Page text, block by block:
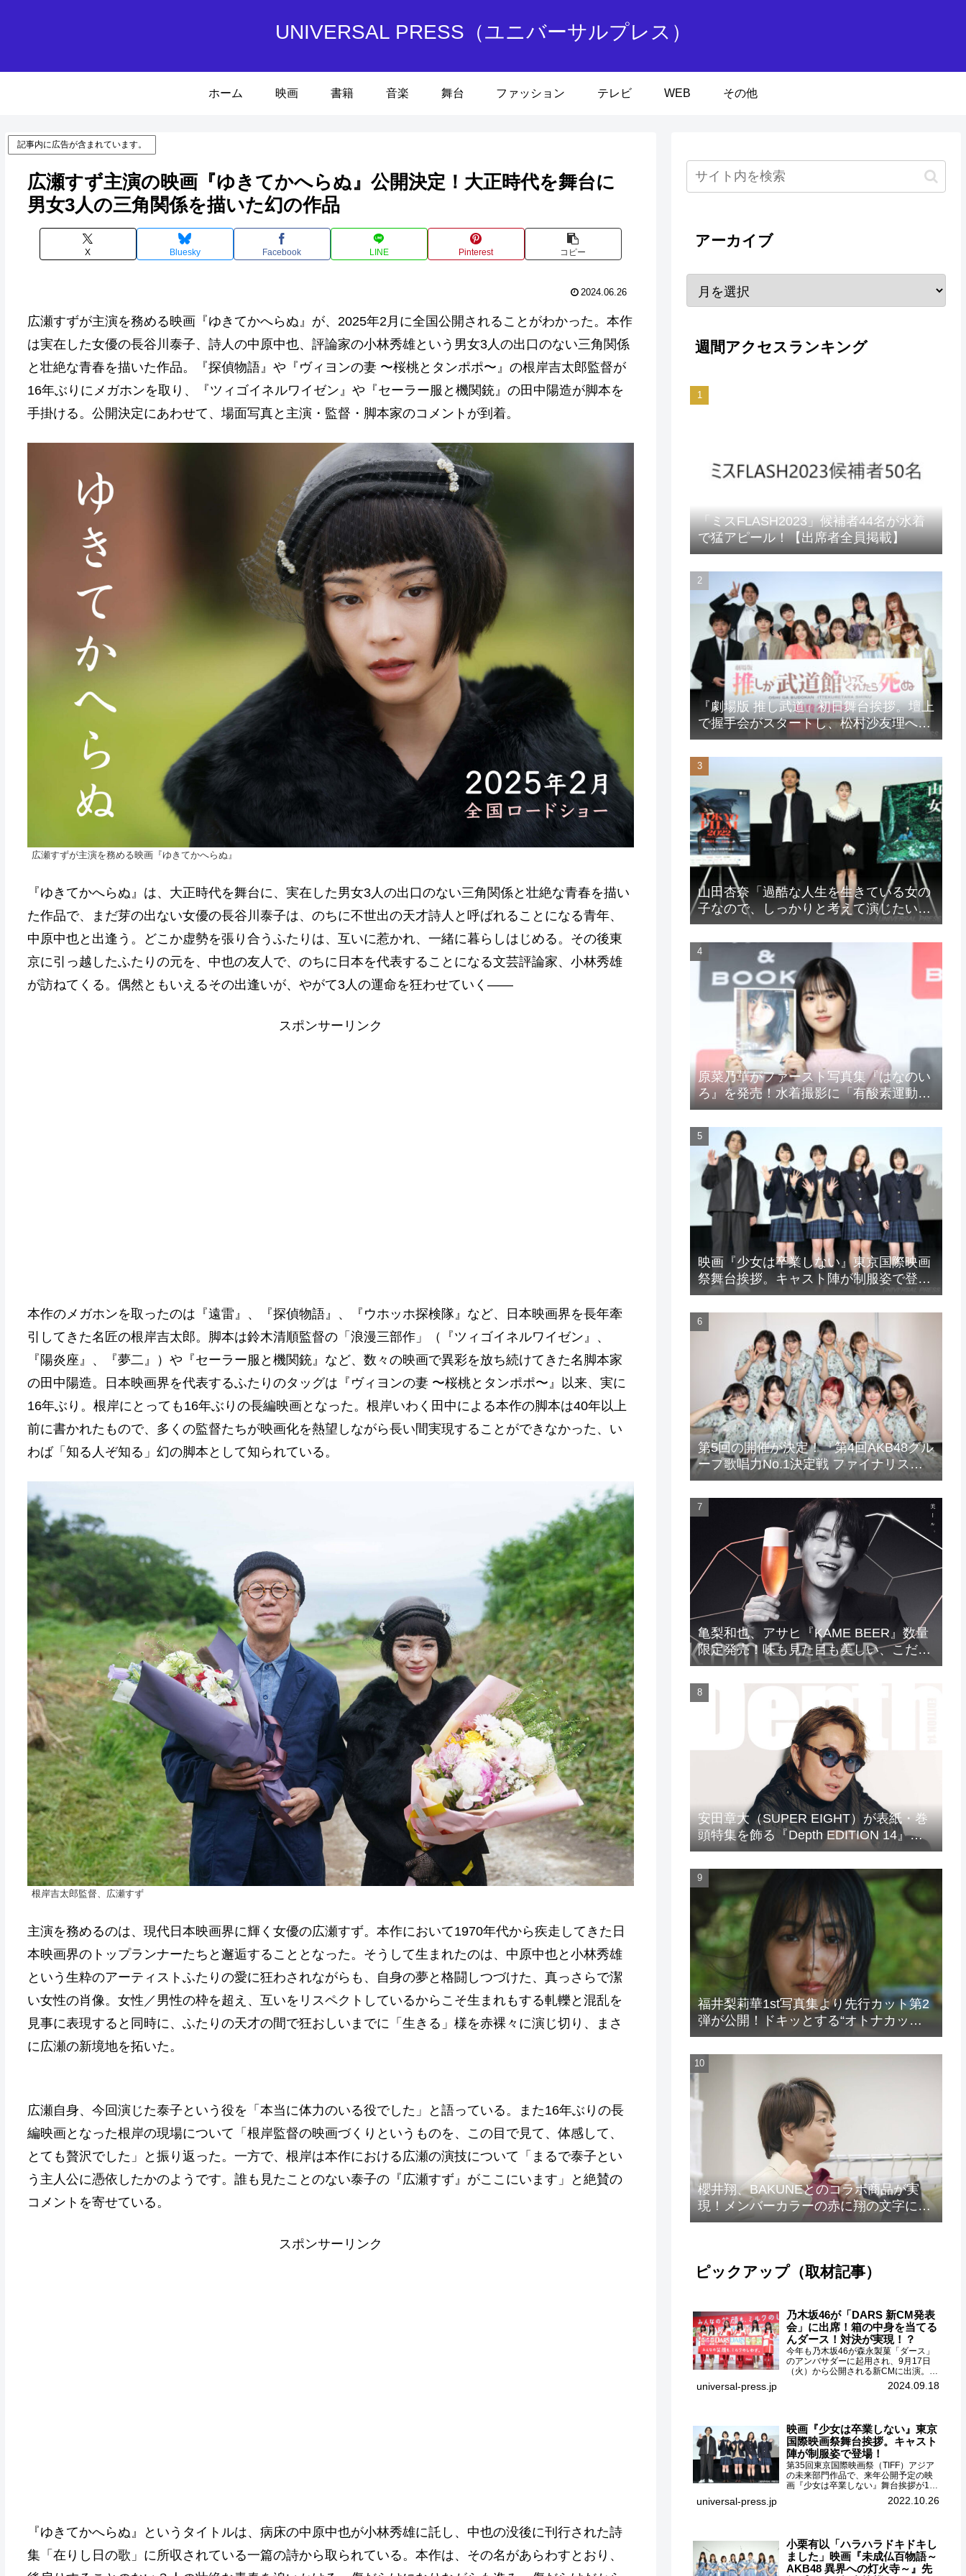
UNIVERSAL PRESS（ユニバーサルプレス）
ホーム 映画 書籍 音楽 舞台 ファッション テレビ WEB その他
記事内に広告が含まれています。
広瀬すず主演の映画『ゆきてかへらぬ』公開決定！大正時代を舞台に
男女3人の三角関係を描いた幻の作品
X Bluesky Facebook LINE Pinterest コピー
2024.06.26
広瀬すずが主演を務める映画『ゆきてかへらぬ』が、2025年2月に全国公開されることがわかった。本作
は実在した女優の長谷川泰子、詩人の中原中也、評論家の小林秀雄という男女3人の出口のない三角関係
と壮絶な青春を描いた作品。『探偵物語』や『ヴィヨンの妻 〜桜桃とタンポポ〜』の根岸吉太郎監督が
16年ぶりにメガホンを取り、『ツィゴイネルワイゼン』や『セーラー服と機関銃』の田中陽造が脚本を
手掛ける。公開決定にあわせて、場面写真と主演・監督・脚本家のコメントが到着。
広瀬すずが主演を務める映画『ゆきてかへらぬ』
『ゆきてかへらぬ』は、大正時代を舞台に、実在した男女3人の出口のない三角関係と壮絶な青春を描い
た作品で、まだ芽の出ない女優の長谷川泰子は、のちに不世出の天才詩人と呼ばれることになる青年、
中原中也と出逢う。どこか虚勢を張り合うふたりは、互いに惹かれ、一緒に暮らしはじめる。その後東
京に引っ越したふたりの元を、中也の友人で、のちに日本を代表することになる文芸評論家、小林秀雄
が訪ねてくる。偶然ともいえるその出逢いが、やがて3人の運命を狂わせていく――
スポンサーリンク
本作のメガホンを取ったのは『遠雷』、『探偵物語』、『ウホッホ探検隊』など、日本映画界を長年牽
引してきた名匠の根岸吉太郎。脚本は鈴木清順監督の「浪漫三部作」（『ツィゴイネルワイゼン』、
『陽炎座』、『夢二』）や『セーラー服と機関銃』など、数々の映画で異彩を放ち続けてきた名脚本家
の田中陽造。日本映画界を代表するふたりのタッグは『ヴィヨンの妻 〜桜桃とタンポポ〜』以来、実に
16年ぶり。根岸にとっても16年ぶりの長編映画となった。根岸いわく田中による本作の脚本は40年以上
前に書かれたもので、多くの監督たちが映画化を熱望しながら長い間実現することができなかった、い
わば「知る人ぞ知る」幻の脚本として知られている。
根岸吉太郎監督、広瀬すず
主演を務めるのは、現代日本映画界に輝く女優の広瀬すず。本作において1970年代から疾走してきた日
本映画界のトップランナーたちと邂逅することとなった。そうして生まれたのは、中原中也と小林秀雄
という生粋のアーティストふたりの愛に狂わされながらも、自身の夢と格闘しつづけた、真っさらで潔
い女性の肖像。女性／男性の枠を超え、互いをリスペクトしているからこそ生まれもする軋轢と混乱を
見事に表現すると同時に、ふたりの天才の間で狂おしいまでに「生きる」様を赤裸々に演じ切り、まさ
に広瀬の新境地を拓いた。
広瀬自身、今回演じた泰子という役を「本当に体力のいる役でした」と語っている。また16年ぶりの長
編映画となった根岸の現場について「根岸監督の映画づくりというものを、この目で見て、体感して、
とても贅沢でした」と振り返った。一方で、根岸は本作における広瀬の演技について「まるで泰子とい
う主人公に憑依したかのようです。誰も見たことのない泰子の『広瀬すず』がここにいます」と絶賛の
コメントを寄せている。
スポンサーリンク
『ゆきてかへらぬ』というタイトルは、病床の中原中也が小林秀雄に託し、中也の没後に刊行された詩
集「在りし日の歌」に所収されている一篇の詩から取られている。本作は、その名があらわすとおり、
アーカイブ
週間アクセスランキング
「ミスFLASH2023」候補者44名が水着
で猛アピール！【出席者全員掲載】
『劇場版 推し武道』初日舞台挨拶。壇上
で握手会がスタートし、松村沙友理への
想いをアピール！？
山田杏奈「過酷な人生を生きている女の
子なので、しっかりと考えて演じたいな
と」映画『山女』東京国際映画祭Q&A
原菜乃華がファースト写真集『はなのい
ろ』を発売！水着撮影に「有酸素運動と
筋トレを頑張りました」
映画『少女は卒業しない』東京国際映画
祭舞台挨拶。キャスト陣が制服姿で登
場！
第5回の開催が決定！『第4回AKB48グル
ープ歌唱力No.1決定戦 ファイナリスト
LIVE』
亀梨和也、アサヒ『KAME BEER』数量
限定発売！味も見た目も美しい、こだわ
りのビールがついに完成
安田章大（SUPER EIGHT）が表紙・巻
頭特集を飾る『Depth EDITION 14』が
発売！
福井梨莉華1st写真集より先行カット第2
弾が公開！ドキッとする“オトナカッ
ト”が解禁！
櫻井翔、BAKUNEとのコラボ商品が実
現！メンバーカラーの赤に翔の文字に着
想を得たデザイン
ピックアップ（取材記事）
乃木坂46が「DARS 新CM発表
会」に出席！箱の中身を当てる
んダース！対決が実現！？
今年も乃木坂46が森永製菓「ダース」
のアンバサダーに起用され、9月17日
（火）から公開される新CMに出演。
CMに出演するメンバーの中から岩本蓮
加、梅澤美波、遠藤さくら、賀喜遥
universal-press.jp 2024.09.18
映画『少女は卒業しない』東京
国際映画祭舞台挨拶。キャスト
陣が制服姿で登場！
第35回東京国際映画祭（TIFF）アジア
の未来部門作品で、来年公開予定の映
画『少女は卒業しない』舞台挨拶が10
月26日（水）丸の内ピカデリーで開催
され、出演者の河合優実、小野莉奈、
universal-press.jp 2022.10.26
小栗有以「ハラハラドキドキし
ました」映画『未成仏百物語～
AKB48 異界への灯火寺～』先